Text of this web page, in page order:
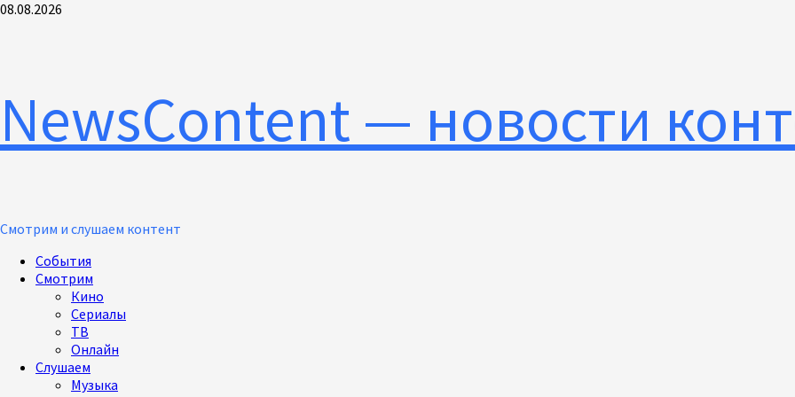
Перейти
08.08.2026
NewsContent — новости
Смотрим и слушаем контент
Основное
меню
События
Смотрим
Кино
Сериалы
ТВ
Онлайн
Слушаем
Музыка